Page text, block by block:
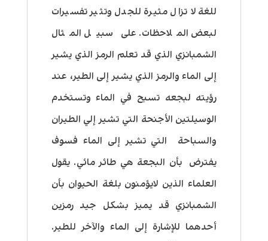
للغة لا تزال مثيرة للجدل وتثير تفسيرات
لبعض الملاحظات. على سبيل المثال
الشمبانزي الذي قد تعلم الرمز الذي يشير
إلى الماء والرمز الذي يشير إلى الطير، عند
رؤيته لبجعه تسبح في الماء وتستخدم
الوسيلتين الأجنحة التي تشير إلي الطيران
والسباحة التي تشير إلى الماء فسوف
يفترض بأن البجعة هي طائر مائي.يقول
العلماء الذين لايؤمنون بلغة الحيوان بأن
الشمبانزي قد يميز بشكل جيد رمزين
أحدهما للإشارة إلى الماء والآخر للطير.